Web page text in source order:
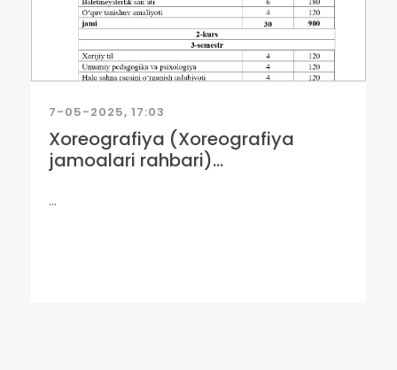
7-05-2025, 17:03
Xoreografiya (Xoreografiya
jamoalari rahbari)...
...